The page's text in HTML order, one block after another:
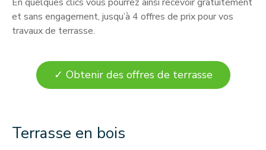
et sans engagement, jusqu’à 4 offres de prix pour vos
travaux de terrasse.
✓ Obtenir des offres de terrasse
Terrasse en bois